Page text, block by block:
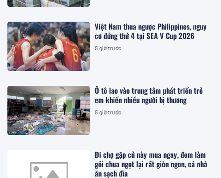
Việt Nam thua ngược Philippines, nguy
cơ đứng thứ 4 tại SEA V Cup 2026
5 giờ trước
Ô tô lao vào trung tâm phát triển trẻ
em khiến nhiều người bị thương
5 giờ trước
Đi chợ gặp củ này mua ngay, đem làm
gỏi chua ngọt lại rất giòn ngon, cả nhà
ăn sạch đĩa